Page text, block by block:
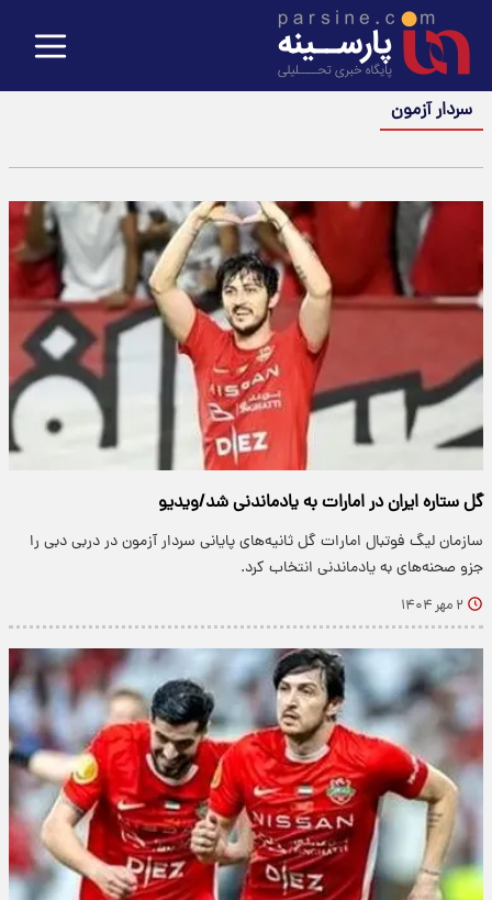
سردار آزمون
گل ستاره ایران در امارات به یادماندنی شد/ویدیو
سازمان لیگ فوتبال امارات گل ثانیه‌های پایانی سردار آزمون در دربی دبی را
جزو صحنه‌های به یادماندنی انتخاب کرد.
۲ مهر ۱۴۰۴